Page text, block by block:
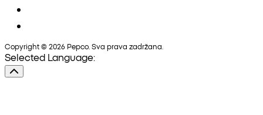
Copyright © 2026 Pepco. Sva prava zadržana.
Selected Language: